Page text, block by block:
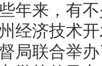
年来，有
经济技术
局联合举